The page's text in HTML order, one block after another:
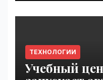
ТЕХНОЛОГИИ
Учебный